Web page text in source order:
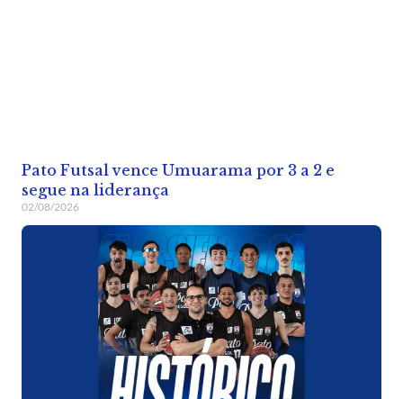
Pato Futsal vence Umuarama por 3 a 2 e
segue na liderança
02/08/2026